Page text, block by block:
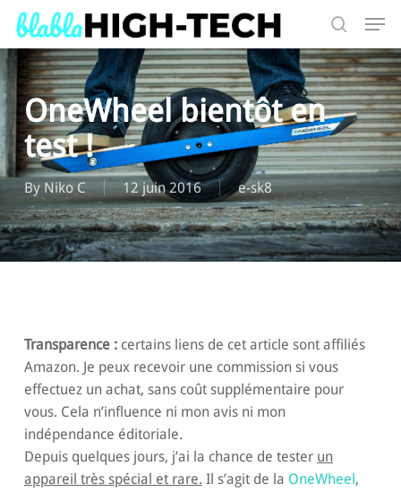
Skip
main
content
Search
OneWheel bientôt en
test !
By Niko C 12 juin 2016 e-sk8
Transparence :certains liens de cet article sont affiliés
Amazon. Je peux recevoir une commission si vous
effectuez un achat, sans coût supplémentaire pour
vous. Cela n’influence ni mon avis ni mon
indépendance éditoriale.
Depuis quelques jours, j’ai la chance de tester un
appareil très spécial et rare. Il s’agit de la OneWheel,